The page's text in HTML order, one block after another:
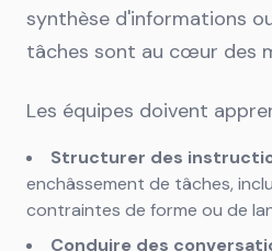
synthèse d'informations
tâches sont au cœur des
Les équipes doivent
Structurer des
enchâssement de tâches,
contraintes de forme ou de
Conduire des